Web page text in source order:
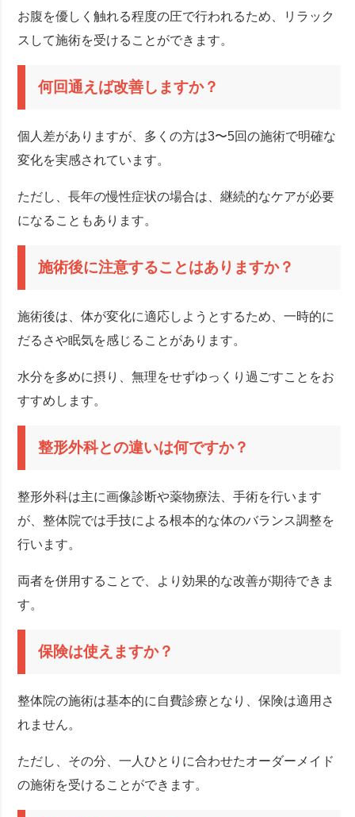
お腹を優しく触れる程度の圧で行われるため、リラック
スして施術を受けることができます。
何回通えば改善しますか？
個人差がありますが、多くの方は3〜5回の施術で明確な
変化を実感されています。
ただし、長年の慢性症状の場合は、継続的なケアが必要
になることもあります。
施術後に注意することはありますか？
施術後は、体が変化に適応しようとするため、一時的に
だるさや眠気を感じることがあります。
水分を多めに摂り、無理をせずゆっくり過ごすことをお
すすめします。
整形外科との違いは何ですか？
整形外科は主に画像診断や薬物療法、手術を行います
が、整体院では手技による根本的な体のバランス調整を
行います。
両者を併用することで、より効果的な改善が期待できま
す。
保険は使えますか？
整体院の施術は基本的に自費診療となり、保険は適用さ
れません。
ただし、その分、一人ひとりに合わせたオーダーメイド
の施術を受けることができます。